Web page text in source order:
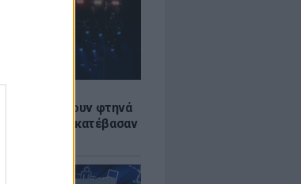
βγάζουν φτηνά
καλλιτέχνες κατέβασαν